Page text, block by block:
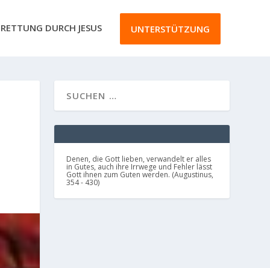
RETTUNG DURCH JESUS UNTERSTÜTZUNG
Denen, die Gott lieben, verwandelt er alles
in Gutes, auch ihre Irrwege und Fehler lässt
Gott ihnen zum Guten werden. (Augustinus,
354 - 430)